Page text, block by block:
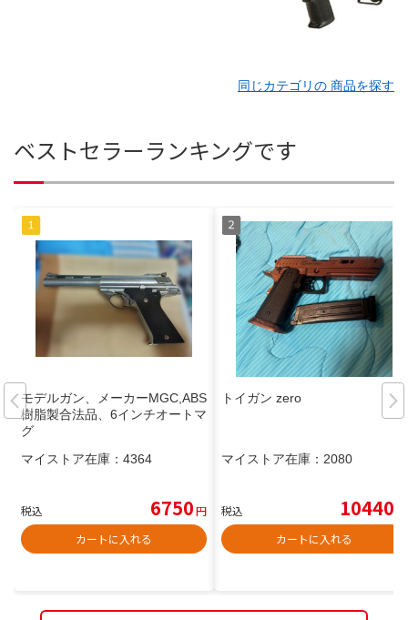
同じカテゴリの 商品を探す
ベストセラーランキングです
モデルガン、メーカーMGC,ABS
樹脂製合法品、6インチオートマ
グ
マイストア在庫： 4364
税込 6750円
カートに入れる
トイガン zero
マイストア在庫： 2080
税込 10440
カートに入れる